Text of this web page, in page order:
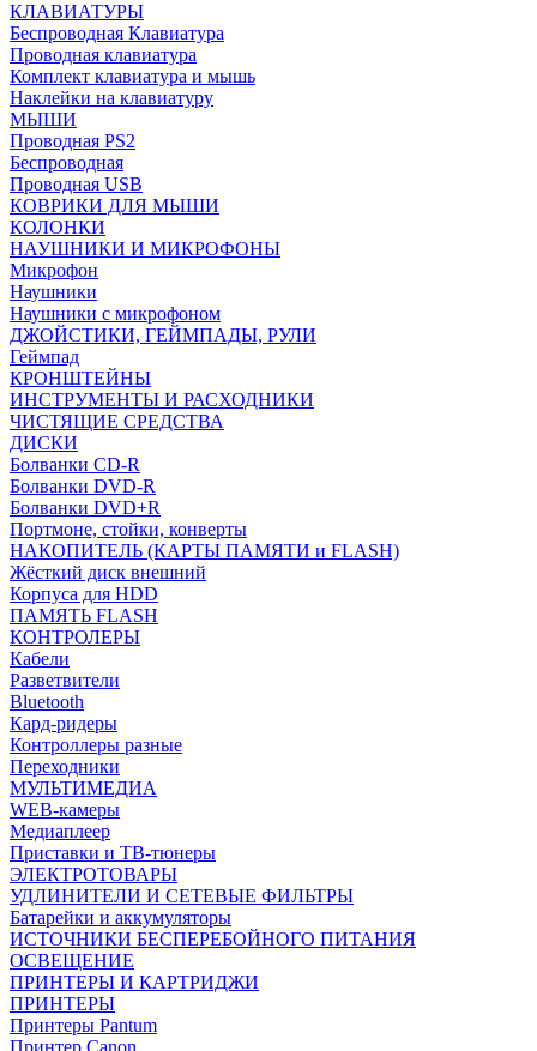
КЛАВИАТУРЫ
Беспроводная Клавиатура
Проводная клавиатура
Комплект клавиатура и мышь
Наклейки на клавиатуру
МЫШИ
Проводная PS2
Беспроводная
Проводная USB
КОВРИКИ ДЛЯ МЫШИ
КОЛОНКИ
НАУШНИКИ И МИКРОФОНЫ
Микрофон
Наушники
Наушники с микрофоном
ДЖОЙСТИКИ, ГЕЙМПАДЫ, РУЛИ
Геймпад
КРОНШТЕЙНЫ
ИНСТРУМЕНТЫ И РАСХОДНИКИ
ЧИСТЯЩИЕ СРЕДСТВА
ДИСКИ
Болванки CD-R
Болванки DVD-R
Болванки DVD+R
Портмоне, стойки, конверты
НАКОПИТЕЛЬ (КАРТЫ ПАМЯТИ и FLASH)
Жёсткий диск внешний
Корпуса для HDD
ПАМЯТЬ FLASH
КОНТРОЛЕРЫ
Кабели
Разветвители
Bluetooth
Кард-ридеры
Контроллеры разные
Переходники
МУЛЬТИМЕДИА
WEB-камеры
Медиаплеер
Приставки и ТВ-тюнеры
ЭЛЕКТРОТОВАРЫ
УДЛИНИТЕЛИ И СЕТЕВЫЕ ФИЛЬТРЫ
Батарейки и аккумуляторы
ИСТОЧНИКИ БЕСПЕРЕБОЙНОГО ПИТАНИЯ
ОСВЕЩЕНИЕ
ПРИНТЕРЫ И КАРТРИДЖИ
ПРИНТЕРЫ
Принтеры Pantum
Принтер Canon